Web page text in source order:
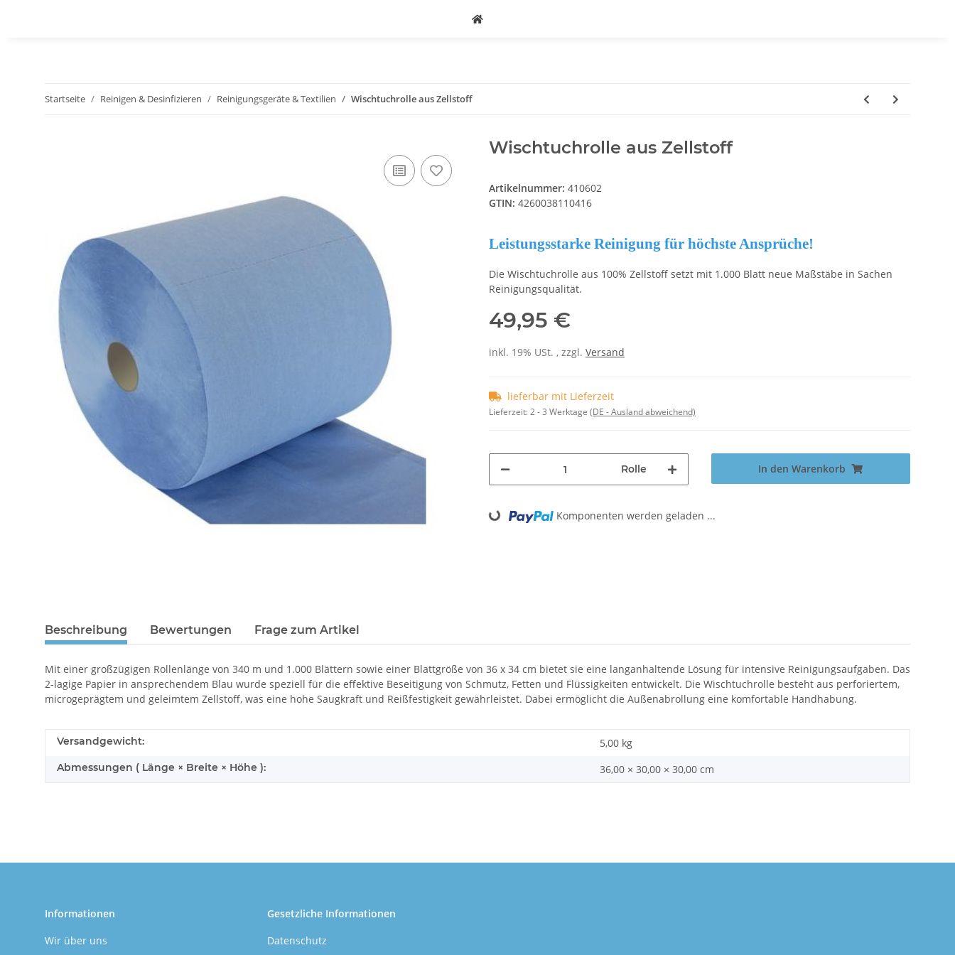
Startseite Reinigen & Desinfizieren Reinigungsgeräte & Textilien Wischtuchrolle aus Zellstoff
Wischtuchrolle aus Zellstoff
Artikelnummer: 410602
GTIN: 4260038110416
Leistungsstarke Reinigung für höchste Ansprüche!
Die Wischtuchrolle aus 100% Zellstoff setzt mit 1.000 Blatt neue Maßstäbe in Sachen
Reinigungsqualität.
49,95 €
inkl. 19% USt. , zzgl. Versand
lieferbar mit Lieferzeit
Lieferzeit:2 - 3 Werktage (DE - Ausland abweichend)
Rolle In den Warenkorb
Loading... Komponenten werden geladen ...
Beschreibung Bewertungen Frage zum Artikel
Mit einer großzügigen Rollenlänge von 340 m und 1.000 Blättern sowie einer Blattgröße von 36 x 34 cm bietet sie eine langanhaltende Lösung für intensive Reinigungsaufgaben. Das
2-lagige Papier in ansprechendem Blau wurde speziell für die effektive Beseitigung von Schmutz, Fetten und Flüssigkeiten entwickelt. Die Wischtuchrolle besteht aus perforiertem,
microgeprägtem und geleimtem Zellstoff, was eine hohe Saugkraft und Reißfestigkeit gewährleistet. Dabei ermöglicht die Außenabrollung eine komfortable Handhabung.
Versandgewicht: 5,00 kg
Abmessungen ( Länge × Breite × Höhe ): 36,00 × 30,00 × 30,00 cm
Informationen
Wir über uns
Gesetzliche Informationen
Datenschutz